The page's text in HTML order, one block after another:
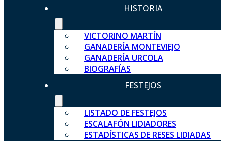
HISTORIA
VICTORINO MARTÍN
GANADERÍA MONTEVIEJO
GANADERÍA URCOLA
BIOGRAFÍAS
FESTEJOS
LISTADO DE FESTEJOS
ESCALAFÓN LIDIADORES
ESTADÍSTICAS DE RESES LIDIADAS